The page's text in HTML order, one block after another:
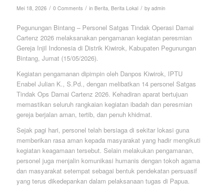
Mei 18, 2026 / 0 Comments / in Berita Berita Lokal / by admin
Pegunungan Bintang – Personel Satgas Tindak Operasi Damai
Cartenz 2026 melaksanakan pengamanan kegiatan peresmian
Gereja Injil Indonesia di Distrik Kiwirok, Kabupaten Pegunungan
Bintang, Jumat (15/05/2026).
Kegiatan pengamanan dipimpin oleh Danpos Kiwirok, IPTU
Enabel Julian K., S.Pd., dengan melibatkan 14 personel Satgas
Tindak Ops Damai Cartenz 2026. Kehadiran aparat bertujuan
memastikan seluruh rangkaian kegiatan ibadah dan peresmian
gereja berjalan aman, tertib, dan penuh khidmat.
Sejak pagi hari, personel telah bersiaga di sekitar lokasi guna
memberikan rasa aman kepada masyarakat yang hadir mengikuti
kegiatan keagamaan tersebut. Selain melakukan pengamanan,
personel juga menjalin komunikasi humanis dengan tokoh agama
dan masyarakat setempat sebagai bentuk pendekatan persuasif
yang terus dikedepankan dalam pelaksanaan tugas di Papua.